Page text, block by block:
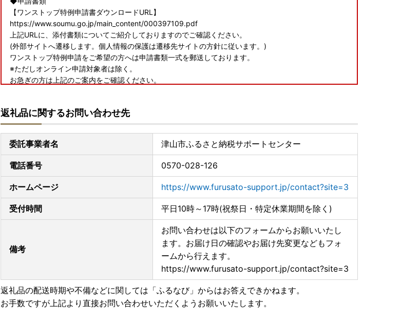
【ワンストップ特例申請書ダウンロードURL】
https://www.soumu.go.jp/main_content/000397109.pdf
上記URLに、添付書類についてご紹介しておりますのでご確認ください。
(外部サイトへ遷移します。個人情報の保護は遷移先サイトの方針に従います。)
ワンストップ特例申請をご希望の方へは申請書類一式を郵送しております。
※ただしオンライン申請対象者は除く。
お急ぎの方は上記のご案内をご確認ください。
【ふるさとPASS】ワンストップ特例制度の手続きをスマホでできるサービス
https://www.furusato-pass.jp/static/about
上記URLに、電子申請についてご紹介しておりますのでご確認ください。
(外部サイトへ遷移します。個人情報の保護は遷移先サイトの方針に従います。)
◆送付先
岡山県津山市山北 663
津山市産業経済部みらい産業課
返礼品に関するお問い合わせ先
委託事業者名 津山市ふるさと納税サポートセンター
電話番号 0570-028-126
ホームページ https://www.furusato-support.jp/contact?site=3
受付時間 平日10時～17時(祝祭日・特定休業期間を除く)
備考
お問い合わせは以下のフォームからお願いいたし
ます。お届け日の確認やお届け先変更などもフォ
ームから行えます。
https://www.furusato-support.jp/contact?site=3
返礼品の配送時期や不備などに関しては「ふるなび」からはお答えできかねます。
お手数ですが上記より直接お問い合わせいただくようお願いいたします。